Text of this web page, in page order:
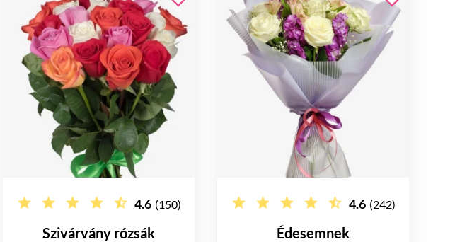
4.6 (150)
Szivárvány rózsák
4.6 (242)
Édesemnek